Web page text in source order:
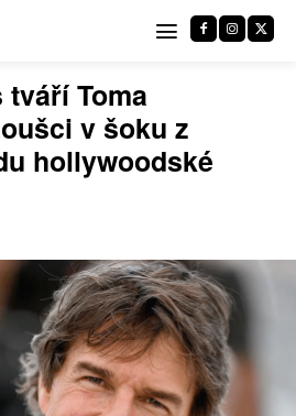
tváří Toma
v šoku z
hollywoodské